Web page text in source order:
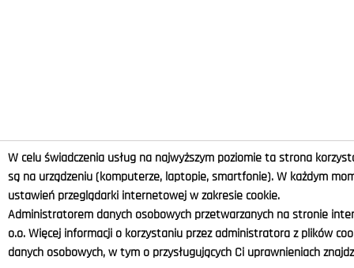
W celu świadczenia usług na najwyższym poziomie ta strona
są na urządzeniu (komputerze, laptopie, smartfonie). W każdym
ustawień przeglądarki internetowej w zakresie cookie.
Administratorem danych osobowych przetwarzanych na stronie
o.o. Więcej informacji o korzystaniu przez administratora z plików
danych osobowych, w tym o przysługujących Ci uprawnieniach